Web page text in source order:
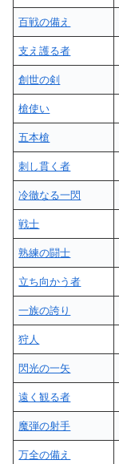
百戦の備え
支え護る者
創世の剣
槍使い
五本槍
刺し貫く者
冷徹なる一閃
戦士
熟練の闘士
立ち向かう者
一族の誇り
狩人
閃光の一矢
遠く観る者
魔弾の射手
万全の備え